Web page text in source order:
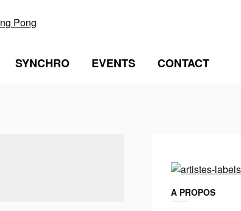
SYNCHRO EVENTS CONTACT
A PROPOS